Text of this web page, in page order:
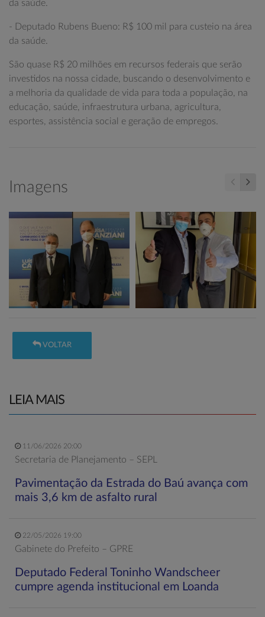
da saúde.
- Deputado Rubens Bueno: R$ 100 mil para custeio na área
da saúde.
São quase R$ 20 milhões em recursos federais que serão
investidos na nossa cidade, buscando o desenvolvimento e
a melhoria da qualidade de vida para toda a população, na
educação, saúde, infraestrutura urbana, agricultura,
esportes, assistência social e geração de empregos.
Imagens
VOLTAR
LEIA MAIS
11/06/2026 20:00
Secretaria de Planejamento – SEPL
Pavimentação da Estrada do Baú avança com
mais 3,6 km de asfalto rural
22/05/2026 19:00
Gabinete do Prefeito – GPRE
Deputado Federal Toninho Wandscheer
cumpre agenda institucional em Loanda